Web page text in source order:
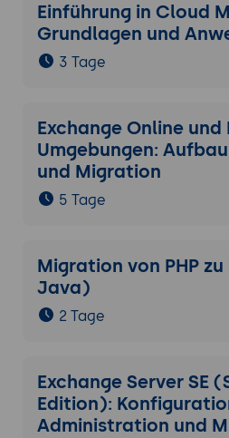
Einführung in Cloud
Grundlagen und
3 Tage
Exchange Online und
Umgebungen:
und Migration
5 Tage
Migration von PHP
Java)
2 Tage
Exchange Server SE
Edition):
Administration und